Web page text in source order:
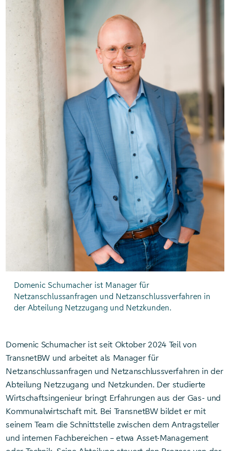
Domenic Schumacher ist Manager für
Netzanschlussanfragen und Netzanschlussverfahren in
der Abteilung Netzzugang und Netzkunden.
Domenic Schumacher ist seit Oktober 2024 Teil von
TransnetBW und arbeitet als Manager für
Netzanschlussanfragen und Netzanschlussverfahren in der
Abteilung Netzzugang und Netzkunden. Der studierte
Wirtschaftsingenieur bringt Erfahrungen aus der Gas- und
Kommunalwirtschaft mit. Bei TransnetBW bildet er mit
seinem Team die Schnittstelle zwischen dem Antragsteller
und internen Fachbereichen – etwa Asset-Management